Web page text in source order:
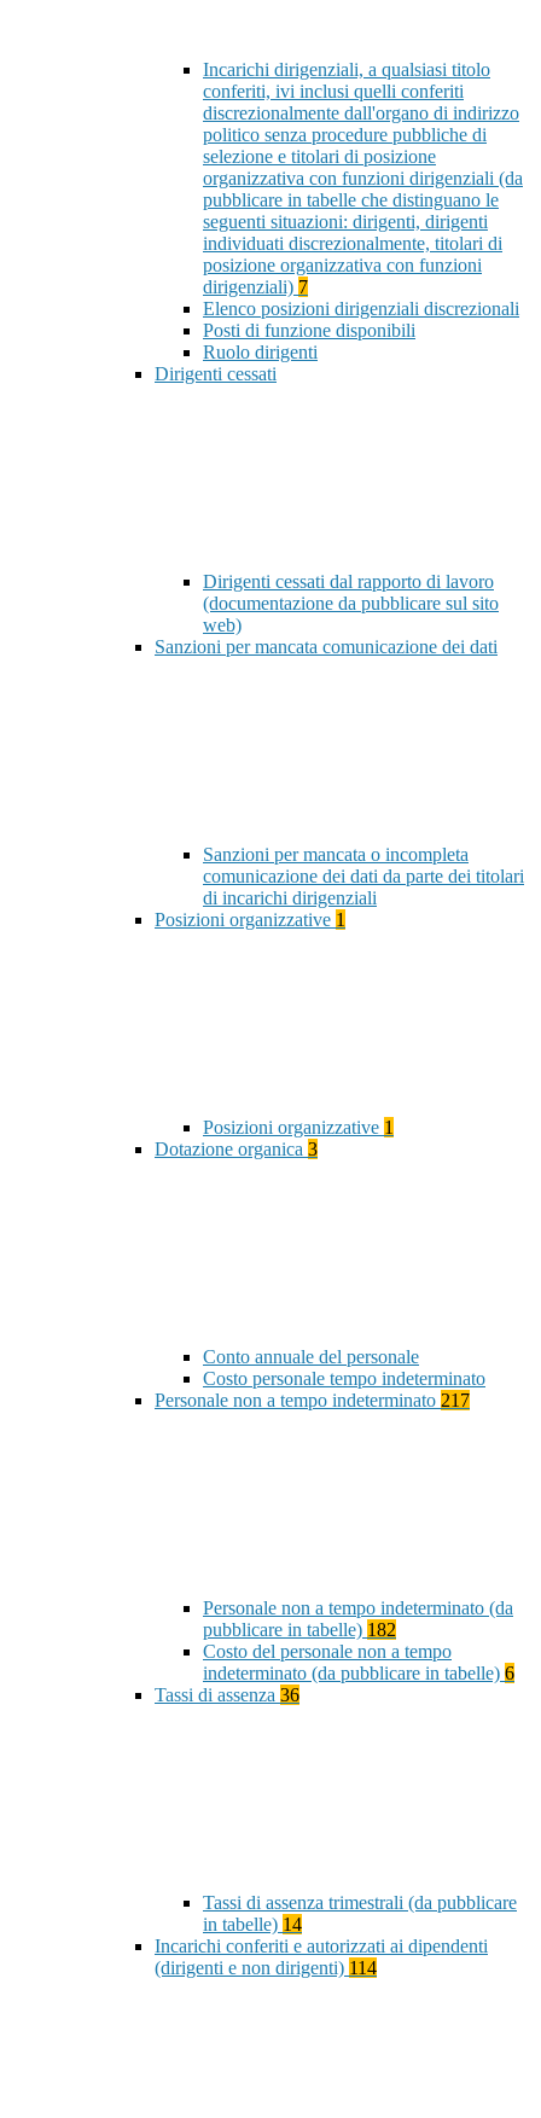
Incarichi dirigenziali, a qualsiasi titolo
conferiti, ivi inclusi quelli conferiti
discrezionalmente dall'organo di indirizzo
politico senza procedure pubbliche di
selezione e titolari di posizione
organizzativa con funzioni dirigenziali (da
pubblicare in tabelle che distinguano le
seguenti situazioni: dirigenti, dirigenti
individuati discrezionalmente, titolari di
posizione organizzativa con funzioni
dirigenziali) 7
Elenco posizioni dirigenziali discrezionali
Posti di funzione disponibili
Ruolo dirigenti
Dirigenti cessati
Dirigenti cessati dal rapporto di lavoro
(documentazione da pubblicare sul sito
web)
Sanzioni per mancata comunicazione dei dati
Sanzioni per mancata o incompleta
comunicazione dei dati da parte dei titolari
di incarichi dirigenziali
Posizioni organizzative 1
Posizioni organizzative 1
Dotazione organica 3
Conto annuale del personale
Costo personale tempo indeterminato
Personale non a tempo indeterminato 217
Personale non a tempo indeterminato (da
pubblicare in tabelle) 182
Costo del personale non a tempo
indeterminato (da pubblicare in tabelle) 6
Tassi di assenza 36
Tassi di assenza trimestrali (da pubblicare
in tabelle) 14
Incarichi conferiti e autorizzati ai dipendenti
(dirigenti e non dirigenti) 114